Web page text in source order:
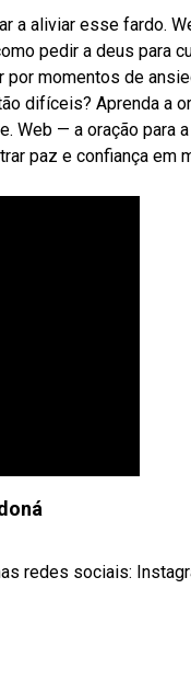
a aliviar esse fardo.
pedir a deus para
por momentos de
difíceis? Aprenda a
Web — a oração para a
paz e confiança em
redes sociais: